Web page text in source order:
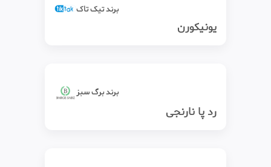
برند تیک‌ تاک
یونیکورن
برند برگ سبز
رد پا نارنجی